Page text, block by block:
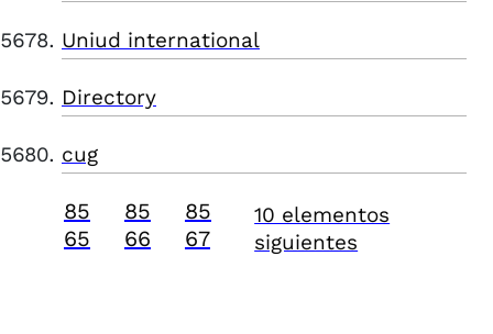
Uniud international
Directory
cug
85
65
85
66
85
67
10 elementos
siguientes